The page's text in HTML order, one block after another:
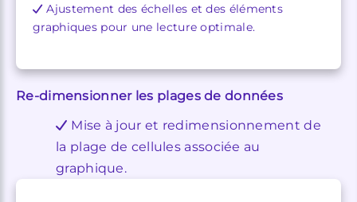
Ajustement des échelles et des éléments
graphiques pour une lecture optimale.
Re-dimensionner les plages de données
Mise à jour et redimensionnement de
la plage de cellules associée au
graphique.